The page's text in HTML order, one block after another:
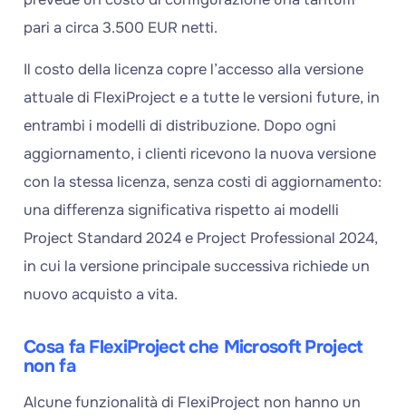
pari a circa 3.500 EUR netti.
Il costo della licenza copre l’accesso alla versione
attuale di FlexiProject e a tutte le versioni future, in
entrambi i modelli di distribuzione. Dopo ogni
aggiornamento, i clienti ricevono la nuova versione
con la stessa licenza, senza costi di aggiornamento:
una differenza significativa rispetto ai modelli
Project Standard 2024 e Project Professional 2024,
in cui la versione principale successiva richiede un
nuovo acquisto a vita.
Cosa fa FlexiProject che Microsoft Project
non fa
Alcune funzionalità di FlexiProject non hanno un